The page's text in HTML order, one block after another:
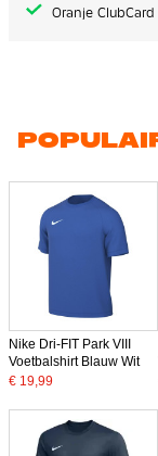
Oranje
Nike Dri-FIT Park VIII
Voetbalshirt Blauw Wit
€ 19,99